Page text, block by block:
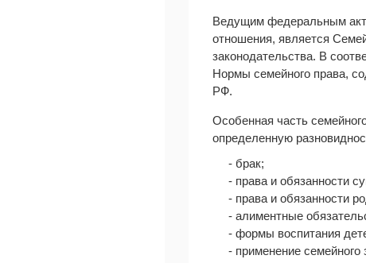
Ведущим федеральным
отношения, является
законодательства. В
Нормы семейного права,
РФ.
Особенная часть
определенную
- брак;
- права и обязанности
- права и обязанности
- алиментные
- формы воспитания
- применение